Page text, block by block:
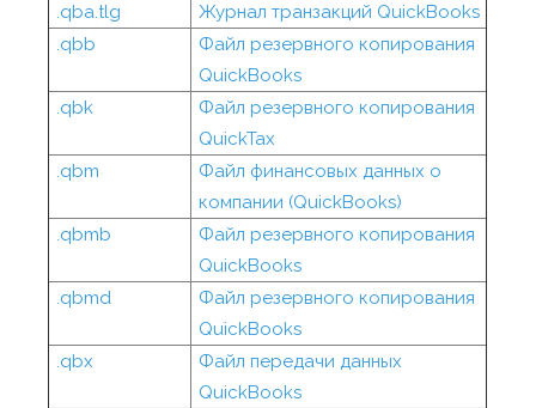
.qba.tlg
Журнал транзакций QuickBooks
.qbb
Файл резервного копирования
QuickBooks
.qbk
Файл резервного копирования
QuickTax
.qbm
Файл финансовых данных о
компании (QuickBooks)
.qbmb
Файл резервного копирования
QuickBooks
.qbmd
Файл резервного копирования
QuickBooks
.qbx
Файл передачи данных
QuickBooks